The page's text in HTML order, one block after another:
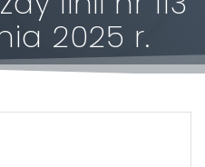
2025 r.